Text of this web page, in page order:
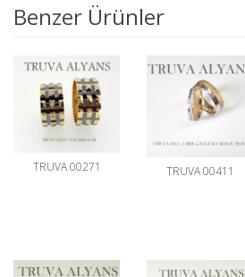
Benzer Ürünler
TRUVA 00271 TRUVA 00411